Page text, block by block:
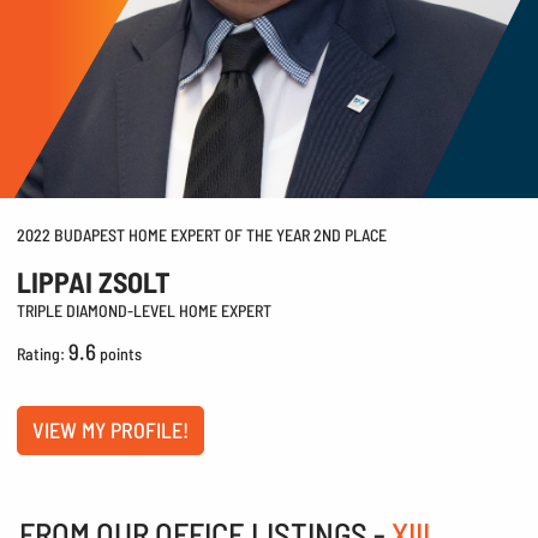
újlipótvárosi ékszerdobozt!
2022 BUDAPEST HOME EXPERT OF THE YEAR 2ND PLACE
LIPPAI ZSOLT
TRIPLE DIAMOND-LEVEL HOME EXPERT
Rating:9.6 points
VIEW MY PROFILE!